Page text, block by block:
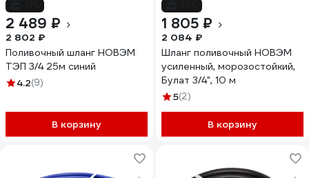
2 489 ₽
2 802 ₽
Поливочный шланг НОВЭМ
ТЭП 3/4 25м синий
4.2(9)
В корзину
1 805 ₽
2 084 ₽
Шланг поливочный НОВЭМ
усиленный, морозостойкий,
Булат 3/4", 10 м
5(2)
В корзину